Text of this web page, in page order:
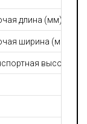
длина (мм)
ширина (мм)
высота